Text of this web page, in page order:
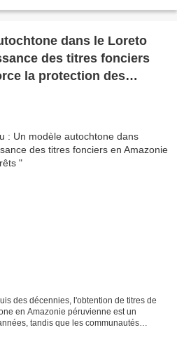
dans le Loreto
des titres fonciers
la protection des
des décennies, l'obtention de titres de
en Amazonie péruvienne est un
tandis que les communautés